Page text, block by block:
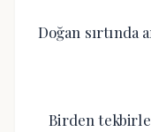
Doğan
Birden